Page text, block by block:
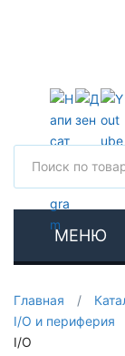
МЕНЮ
Главная /
I/O и периферия
I/O